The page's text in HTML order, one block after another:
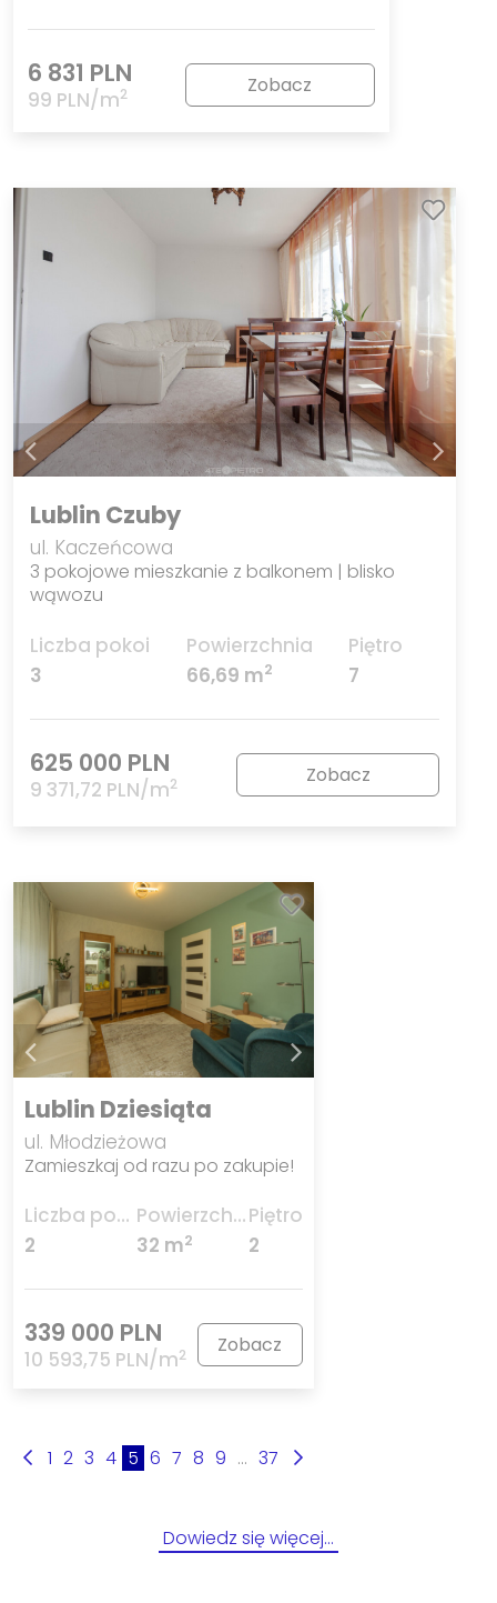
6 831 PLN
99 PLN/m2 Zobacz
Lublin Czuby
ul. Kaczeńcowa
3 pokojowe mieszkanie z balkonem | blisko
wąwozu
Liczba pokoi
3
Powierzchnia
66,69 m2
Piętro
7
625 000 PLN
9 371,72 PLN/m2 Zobacz
Lublin Dziesiąta
ul. Młodzieżowa
Zamieszkaj od razu po zakupie!
Liczba pokoi
2
Powierzchnia
32 m2
Piętro
2
339 000 PLN
10 593,75 PLN/m2 Zobacz
1 2 3 4 5 6 7 8 9 ... 37
Dowiedz się więcej…